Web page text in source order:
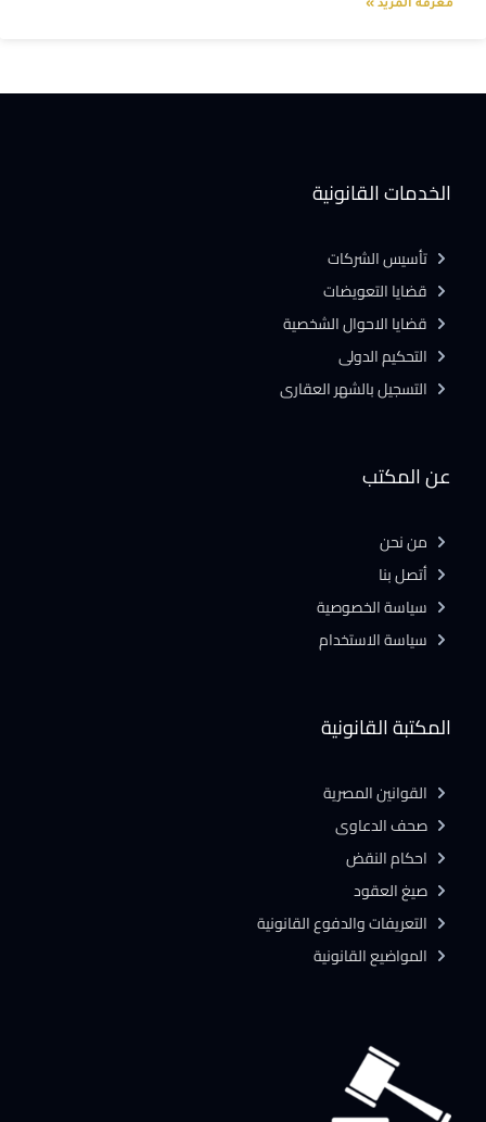
معرفة المزيد »
المكتبة القانونية
القوانين المصرية
صحف الدعاوى
احكام النقض
صيغ العقود
التعريفات والدفوع القانونية
المواضيع القانونية
عن المكتب
من نحن
أتصل بنا
سياسة الخصوصية
سياسة الاستخدام
الخدمات القانونية
تأسيس الشركات
قضايا التعويضات
قضايا الاحوال الشخصية
التحكيم الدولى
التسجيل بالشهر العقارى